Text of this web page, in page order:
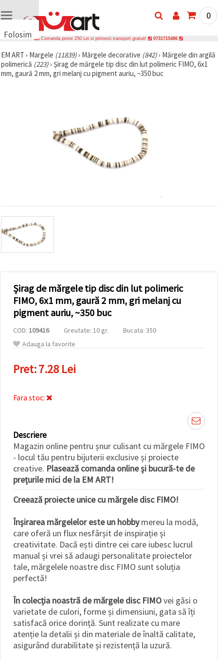
Folosim
uri
🍪 Folosim
cookie-uri
afișa
conținut și
reclame
mai
relevante,
analiză și
marketing.
acord să
toate
urile făcând
toate!" Sau
în setări
dat și
făcând clic
pe butonul
"Salvați"
Аcceptati
toate!
0
Comanda peste 250 Lei si primesti transport gratuit! 0731715486
EM ART › Margele (11839)› Mărgele decorative (842)› Mărgele din argilă
polimerică (223)› Șirag de mărgele tip disc din lut polimeric FIMO, 6x1
mm, gaură 2 mm, gri melanj cu pigment auriu, ~350 buc
Șirag de mărgele tip disc din lut polimeric
FIMO, 6x1 mm, gaură 2 mm, gri melanj cu
pigment auriu, ~350 buc
COD: 109416 Greutate: 10 gr.
Bucata: 350
Adauga la favorite
Pret:7.28 Lei
Fara stoc:
Descriere
Magazin online pentru șnur culisant cu mărgele FIMO
- locul tău pentru bijuterii exclusive și proiecte
creative. Plasează comanda online și bucură-te de
prețurile mici de la EM ART!
Creează proiecte unice cu mărgele disc FIMO!
Înșirarea mărgelelor este un hobbymereu la modă,
care oferă un flux nesfârșit de inspirație și
creativitate. Dacă ești dintre cei care iubesc lucrul
manual și vrei să adaugi personalitate proiectelor
tale, mărgelele noastre disc FIMO sunt soluția
perfectă!
În colecția noastră de mărgele disc FIMOvei găsi o
varietate de culori, forme și dimensiuni, gata să îți
satisfacă orice dorință. Sunt realizate cu mare
atenție la detalii și din materiale de înaltă calitate,
asigurând durabilitate și rezistență la uzură.